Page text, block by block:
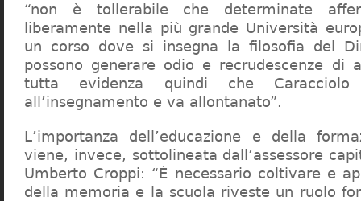
“non è tollerabile che determinate
liberamente nella più grande Università
un corso dove si insegna la filosofia del
possono generare odio e recrudescenze di
tutta evidenza quindi che
all’insegnamento e va allontanato”.
L’importanza dell’educazione e della
viene, invece, sottolineata dall’assessore
Umberto Croppi: “È necessario coltivare e
della memoria e la scuola riveste un ruolo